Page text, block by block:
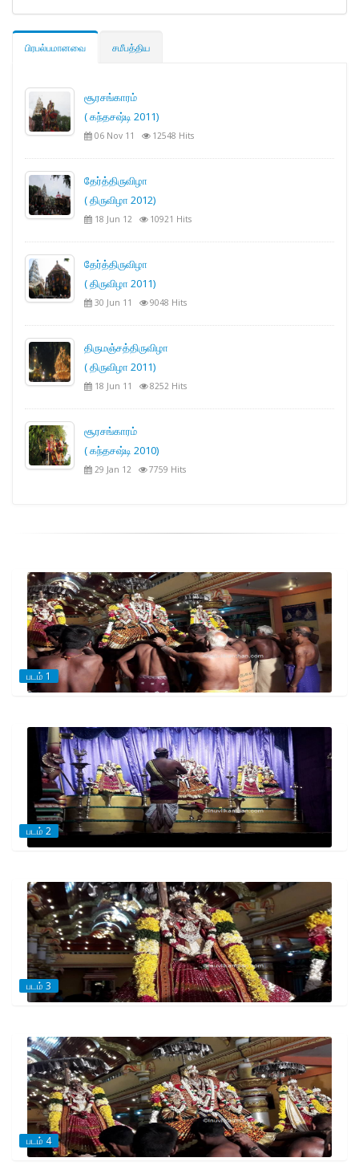
பிரபல்பமானவை சமீபத்திய
சூரசங்காரம்
( கந்தசஷ்டி 2011)
06 Nov 11 12548 Hits
தேர்த்திருவிழா
( திருவிழா 2012)
18 Jun 12 10921 Hits
தேர்த்திருவிழா
( திருவிழா 2011)
30 Jun 11 9048 Hits
திருமஞ்சத்திருவிழா
( திருவிழா 2011)
18 Jun 11 8252 Hits
சூரசங்காரம்
( கந்தசஷ்டி 2010)
29 Jan 12 7759 Hits
படம் 1
படம் 2
படம் 3
படம் 4